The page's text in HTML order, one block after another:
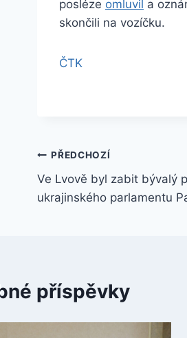
posléze omluvil a
skončili na vozíčku.
ČTK
Navigace
pro
PŘEDCHOZÍ
Ve Lvově byl zabit bývalý
ukrajinského parlamentu
příspěvky